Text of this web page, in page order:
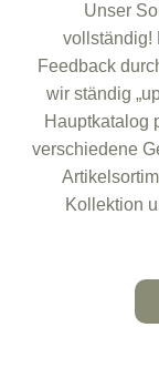
Unser
vollständig!
Feedback
wir ständig
Hauptkatalog
verschiedene
Kollektion